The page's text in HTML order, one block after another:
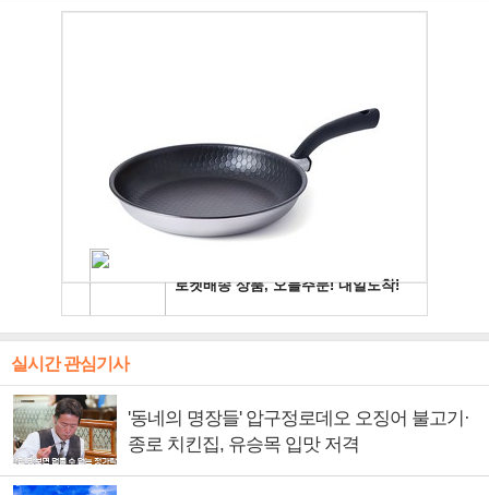
실시간 관심기사
'동네의 명장들' 압구정로데오 오징어 불고기·
종로 치킨집, 유승목 입맛 저격